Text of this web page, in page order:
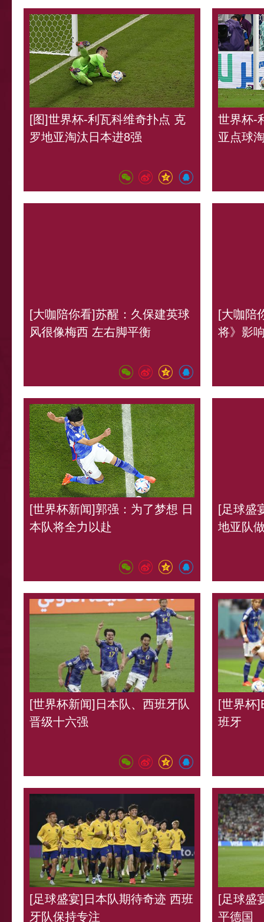
[图]世界杯-利瓦科维奇扑点 克
罗地亚淘汰日本进8强
世界杯-
亚点球
[大咖陪你看]苏醒：久保建英球
风很像梅西 左右脚平衡
[大咖陪
将》影
[世界杯新闻]郭强：为了梦想 日
本队将全力以赴
[足球盛
地亚队
[世界杯新闻]日本队、西班牙队
晋级十六强
[世界杯
班牙
[足球盛宴]日本队期待奇迹 西班
牙队保持专注
[足球盛
平德国